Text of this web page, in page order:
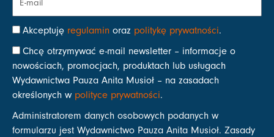
Akceptuję regulamin oraz politykę prywatności.
Chcę otrzymywać e-mail newsletter – informacje o
nowościach, promocjach, produktach lub usługach
Wydawnictwa Pauza Anita Musioł – na zasadach
określonych w polityce prywatności.
Administratorem danych osobowych podanych w
formularzu jest Wydawnictwo Pauza Anita Musioł. Zasady